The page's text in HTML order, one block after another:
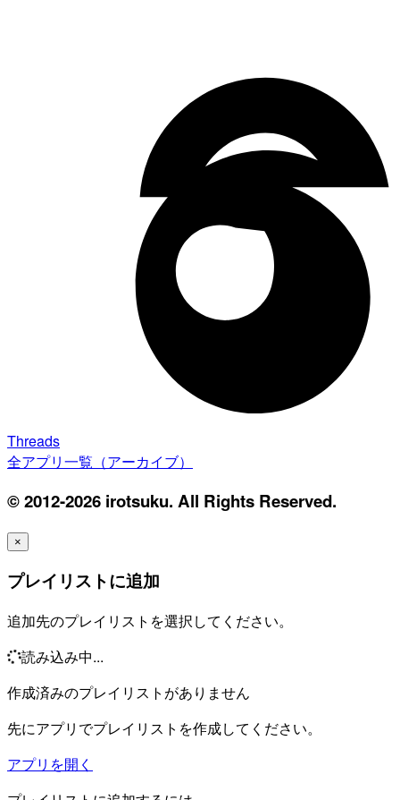
Threads
全アプリ一覧（アーカイブ）
© 2012-2026 irotsuku. All Rights Reserved.
×
プレイリストに追加
追加先のプレイリストを選択してください。
読み込み中...
作成済みのプレイリストがありません
先にアプリでプレイリストを作成してください。
アプリを開く